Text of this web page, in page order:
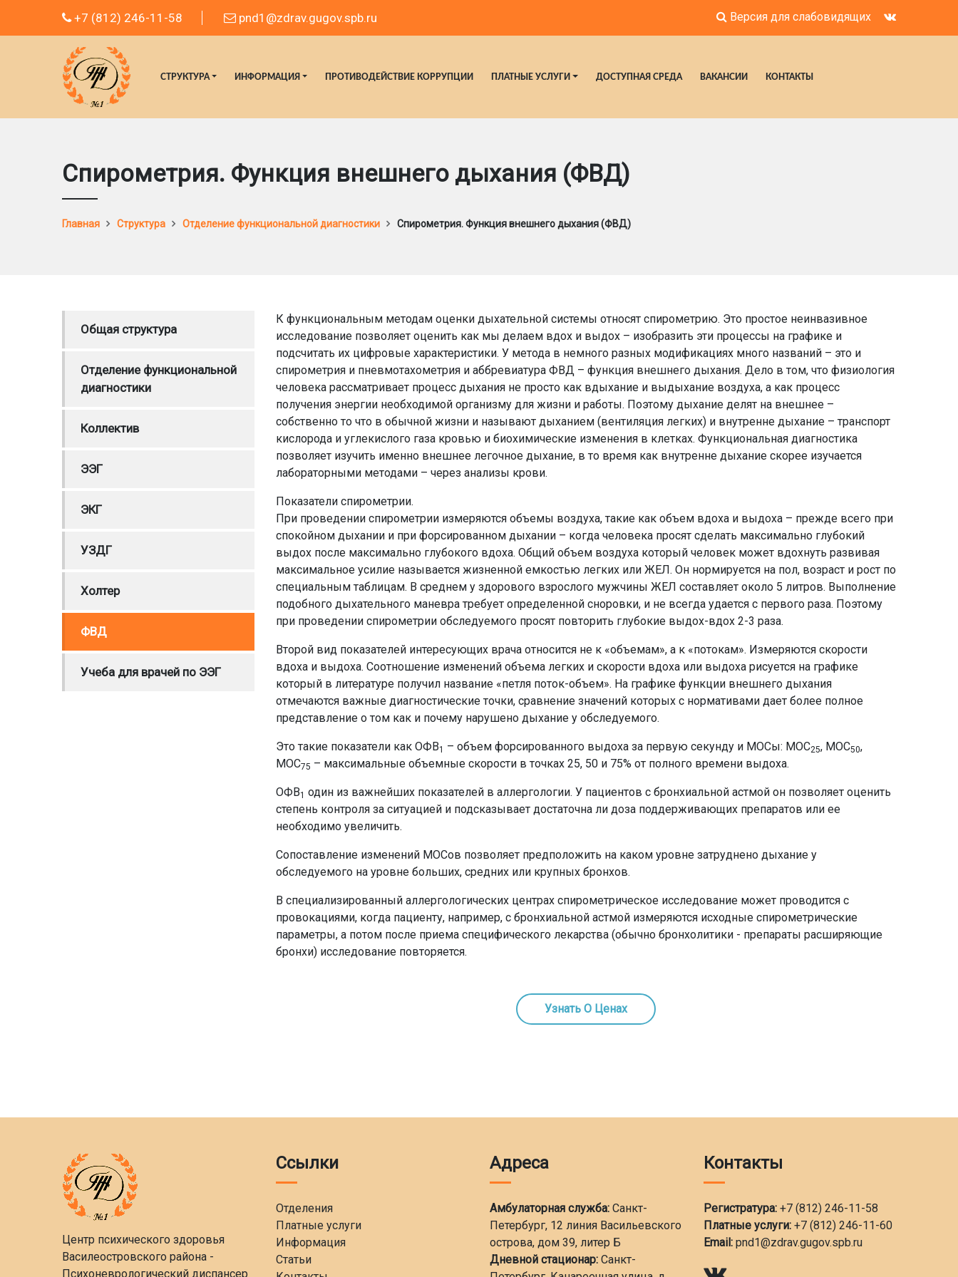
+7 (812) 246-11-58 pnd1@zdrav.gugov.spb.ru Версия для слабовидящих
СТРУКТУРА ИНФОРМАЦИЯ ПРОТИВОДЕЙСТВИЕ КОРРУПЦИИ ПЛАТНЫЕ УСЛУГИ ДОСТУПНАЯ СРЕДА ВАКАНСИИ КОНТАКТЫ
Спирометрия. Функция внешнего дыхания (ФВД)
Главная Структура Отделение функциональной диагностики Спирометрия. Функция внешнего дыхания (ФВД)
Общая структура
Отделение функциональной
диагностики
Коллектив
ЭЭГ
ЭКГ
УЗДГ
Холтер
ФВД
Учеба для врачей по ЭЭГ
К функциональным методам оценки дыхательной системы относят спирометрию. Это простое неинвазивное
исследование позволяет оценить как мы делаем вдох и выдох – изобразить эти процессы на графике и
подсчитать их цифровые характеристики. У метода в немного разных модификациях много названий – это и
спирометрия и пневмотахометрия и аббревиатура ФВД – функция внешнего дыхания. Дело в том, что физиология
человека рассматривает процесс дыхания не просто как вдыхание и выдыхание воздуха, а как процесс
получения энергии необходимой организму для жизни и работы. Поэтому дыхание делят на внешнее –
собственно то что в обычной жизни и называют дыханием (вентиляция легких) и внутренне дыхание – транспорт
кислорода и углекислого газа кровью и биохимические изменения в клетках. Функциональная диагностика
позволяет изучить именно внешнее легочное дыхание, в то время как внутренне дыхание скорее изучается
лабораторными методами – через анализы крови.
Показатели спирометрии.
При проведении спирометрии измеряются объемы воздуха, такие как объем вдоха и выдоха – прежде всего при
спокойном дыхании и при форсированном дыхании – когда человека просят сделать максимально глубокий
выдох после максимально глубокого вдоха. Общий объем воздуха который человек может вдохнуть развивая
максимальное усилие называется жизненной емкостью легких или ЖЕЛ. Он нормируется на пол, возраст и рост по
специальным таблицам. В среднем у здорового взрослого мужчины ЖЕЛ составляет около 5 литров. Выполнение
подобного дыхательного маневра требует определенной сноровки, и не всегда удается с первого раза. Поэтому
при проведении спирометрии обследуемого просят повторить глубокие выдох-вдох 2-3 раза.
Второй вид показателей интересующих врача относится не к «объемам», а к «потокам». Измеряются скорости
вдоха и выдоха. Соотношение изменений объема легких и скорости вдоха или выдоха рисуется на графике
который в литературе получил название «петля поток-объем». На графике функции внешнего дыхания
отмечаются важные диагностические точки, сравнение значений которых с нормативами дает более полное
представление о том как и почему нарушено дыхание у обследуемого.
Это такие показатели как ОФВ1 – объем форсированного выдоха за первую секунду и МОСы: МОС25, МОС50,
МОС75 – максимальные объемные скорости в точках 25, 50 и 75% от полного времени выдоха.
ОФВ1 один из важнейших показателей в аллергологии. У пациентов с бронхиальной астмой он позволяет оценить
степень контроля за ситуацией и подсказывает достаточна ли доза поддерживающих препаратов или ее
необходимо увеличить.
Сопоставление изменений МОСов позволяет предположить на каком уровне затруднено дыхание у
обследуемого на уровне больших, средних или крупных бронхов.
В специализированный аллергологических центрах спирометрическое исследование может проводится с
провокациями, когда пациенту, например, с бронхиальной астмой измеряются исходные спирометрические
параметры, а потом после приема специфического лекарства (обычно бронхолитики - препараты расширяющие
бронхи) исследование повторяется.
Узнать О Ценах
Центр психического здоровья
Василеостровского района -
Психоневрологический диспансер
Ссылки
Отделения
Платные услуги
Информация
Статьи
Адреса
Амбулаторная служба: Санкт-
Петербург, 12 линия Васильевского
острова, дом 39, литер Б
Дневной стационар: Санкт-
Контакты
Регистратура: +7 (812) 246-11-58
Платные услуги: +7 (812) 246-11-60
Email: pnd1@zdrav.gugov.spb.ru